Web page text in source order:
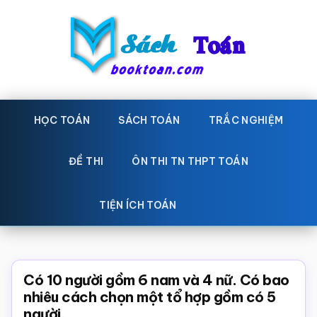
Sách
Toán
toán
Học
toán,
giáo
Toán,
trắc
HỌC TOÁN SÁCH TOÁN TRẮC NGHIỆM
ĐỀ THI ÔN THI TN THPT TOÁN
TIỆN ÍCH TOÁN
Có 10 người gồm 6 nam và 4 nữ. Có bao
nhiêu cách chọn một tổ hợp gồm có 5